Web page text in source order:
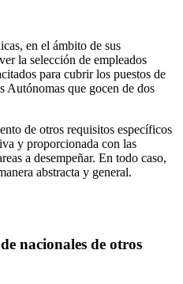
en el ámbito de sus
la selección de empleados
para cubrir los puestos de
Autónomas que gocen de dos
de otros requisitos específicos
y proporcionada con las
a desempeñar. En todo caso,
abstracta y general.
nacionales de otros